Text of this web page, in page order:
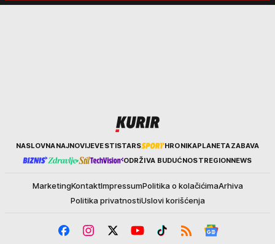
KurirNASLOVNANAJNOVIJEVESTISTARS HRONIKAPLANETAZABAVA
ODRŽIVA BUDUĆNOSTREGIONNEWS
MarketingKontaktImpressumPolitika o kolačićimaArhiva
Politika privatnostiUslovi korišćenja